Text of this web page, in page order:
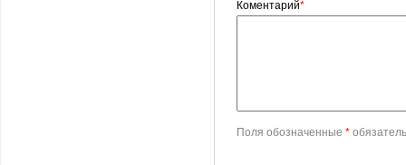
Коментарий*
Поля обозначенные *